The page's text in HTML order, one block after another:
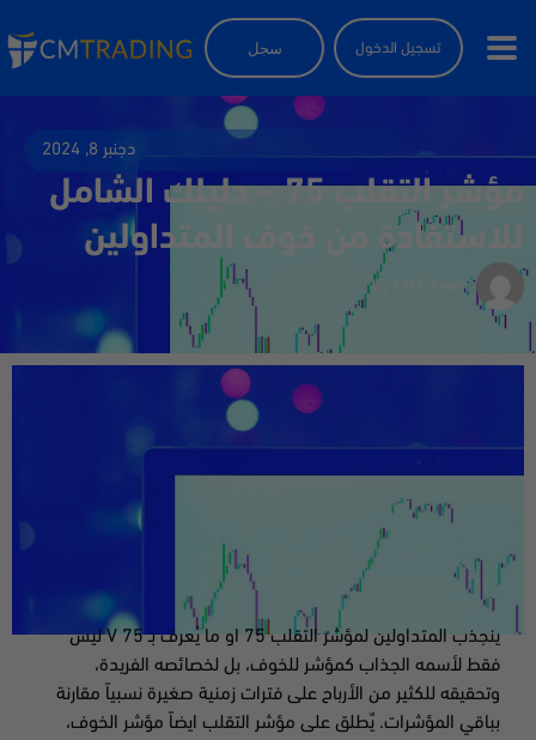
تسجيل الدخول سجل
دجنبر 8, 2024
مؤشر التقلب 75 – دليلك الشامل
للاستفادة من خوف المتداولين
by CMT Team
ينجذب المتداولين لمؤشر التقلب 75 او ما يُعرف بـ V 75 ليس
فقط لأسمه الجذاب كمؤشر للخوف، بل لخصائصه الفريدة،
وتحقيقه للكثير من الأرباح على فترات زمنية صغيرة نسبياً مقارنة
بباقي المؤشرات. يٌطلق على مؤشر التقلب ايضاً مؤشر الخوف،